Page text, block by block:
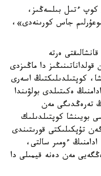
كوپ ءتىل بىلسەڭىز،
جاس كورىنەدى»،
ەرتە
دا ماڭىزدى
كوپتىلدىلىكتىڭ اسەرى
ەكىتىلدى بولۋىندا
تەرەڭدىگى مەن
بويىنشا كوپتىلدىلىك
تۇپكىلىكتى قورىتىندى
ءومىر سالتى،
مەن دەنە قيمىلى دا